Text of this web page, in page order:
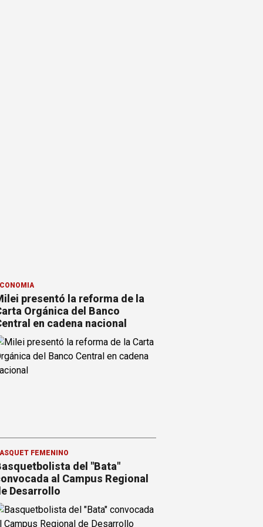
presentó la reforma de la
Orgánica del Banco
en cadena nacional
FEMENINO
del "Bata"
al Campus Regional
Desarrollo